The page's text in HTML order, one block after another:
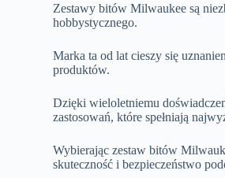
Zestawy bitów Milwaukee są
hobbystycznego.
Marka ta od lat cieszy się
produktów.
Dzięki wieloletniemu
zastosowań, które spełniają
Wybierając zestaw bitów
skuteczność i bezpieczeństwo